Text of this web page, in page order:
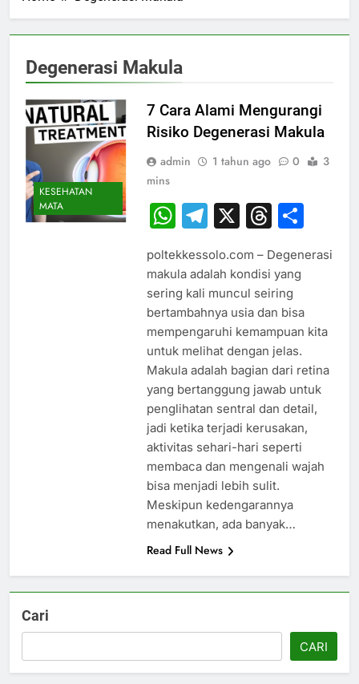
Degenerasi Makula
KESEHATAN
MATA
7 Cara Alami Mengurangi
Risiko Degenerasi Makula
admin 1 tahun ago 0
3
mins
WhatsApp
Telegram
X
poltekkessolo.com – Degenerasi
makula adalah kondisi yang
sering kali muncul seiring
bertambahnya usia dan bisa
mempengaruhi kemampuan kita
untuk melihat dengan jelas.
Makula adalah bagian dari retina
yang bertanggung jawab untuk
penglihatan sentral dan detail,
jadi ketika terjadi kerusakan,
aktivitas sehari-hari seperti
membaca dan mengenali wajah
bisa menjadi lebih sulit.
Meskipun kedengarannya
menakutkan, ada banyak…
Read Full News
Cari
CARI